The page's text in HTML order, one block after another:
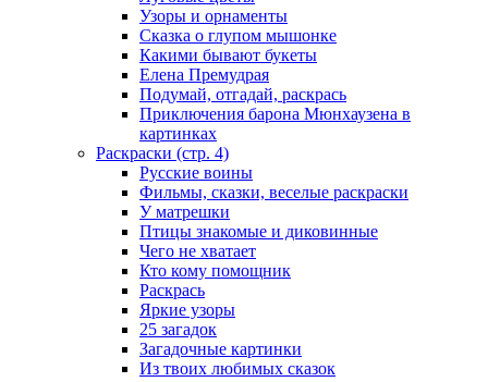
Узоры и орнаменты
Сказка о глупом мышонке
Какими бывают букеты
Елена Премудрая
Подумай, отгадай, раскрась
Приключения барона Мюнхаузена в
картинках
Раскраски (стр. 4)
Русские воины
Фильмы, сказки, веселые раскраски
У матрешки
Птицы знакомые и диковинные
Чего не хватает
Кто кому помощник
Раскрась
Яркие узоры
25 загадок
Загадочные картинки
Из твоих любимых сказок